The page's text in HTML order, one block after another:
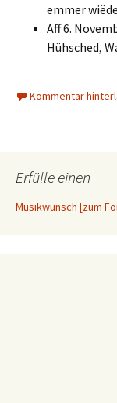
emmer
Aff 6.
Hühsched,
Kommentar
Erfülle einen
Musikwunsch [zum